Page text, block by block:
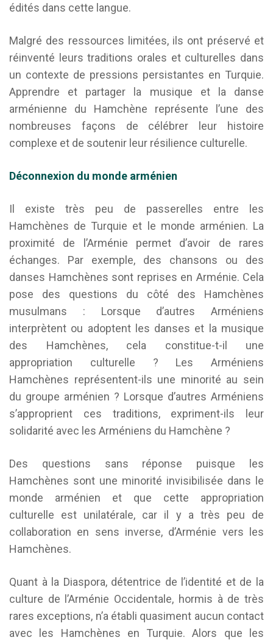
édités dans cette langue.
Malgré des ressources limitées, ils ont préservé et
réinventé leurs traditions orales et culturelles dans
un contexte de pressions persistantes en Turquie.
Apprendre et partager la musique et la danse
arménienne du Hamchène représente l’une des
nombreuses façons de célébrer leur histoire
complexe et de soutenir leur résilience culturelle.
Déconnexion du monde arménien
Il existe très peu de passerelles entre les
Hamchènes de Turquie et le monde arménien. La
proximité de l’Arménie permet d’avoir de rares
échanges. Par exemple, des chansons ou des
danses Hamchènes sont reprises en Arménie. Cela
pose des questions du côté des Hamchènes
musulmans : Lorsque d’autres Arméniens
interprètent ou adoptent les danses et la musique
des Hamchènes, cela constitue-t-il une
appropriation culturelle ? Les Arméniens
Hamchènes représentent-ils une minorité au sein
du groupe arménien ? Lorsque d’autres Arméniens
s’approprient ces traditions, expriment-ils leur
solidarité avec les Arméniens du Hamchène ?
Des questions sans réponse puisque les
Hamchènes sont une minorité invisibilisée dans le
monde arménien et que cette appropriation
culturelle est unilatérale, car il y a très peu de
collaboration en sens inverse, d’Arménie vers les
Hamchènes.
Quant à la Diaspora, détentrice de l’identité et de la
culture de l’Arménie Occidentale, hormis à de très
rares exceptions, n’a établi quasiment aucun contact
avec les Hamchènes en Turquie. Alors que les